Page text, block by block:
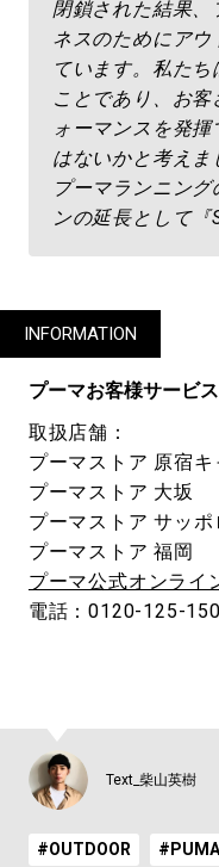
閉鎖された結果
ネスのためにア
ています。私た
ことであり、お
ォーマンスを発
はないかと考え
プーマランニン
ンの延長として『
INFORMATION
プーマお客様サービス
取扱店舗：
プーマストア 原宿キ
プーマストア 大坂
プーマストア サッ
プーマストア 福岡
プーマ公式オンライ
電話：0120-125-150
Text_柴山英樹
#OUTDOOR #PUMA